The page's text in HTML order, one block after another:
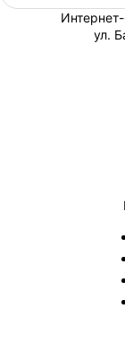
ул.